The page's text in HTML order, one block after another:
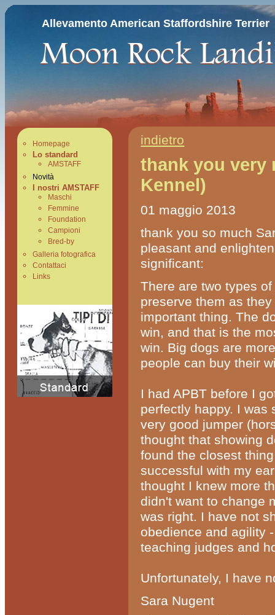
Allevamento American Staffordshire Terrier
Homepage
Lo standard
AMSTAFF
Novità
I nostri AMSTAFF
Maschi
Femmine
Foundation
Campioni
Bred-by
Galleria fotografica
Contattaci
Links
indietro
thank you very
Kennel)
01 maggio 2013
thank you so much
pleasant and
significant:
There are two types
preserve them as
important thing. The
win, and that is the
win. Big dogs are
people can buy their
I had APBT before I
perfectly happy. I was
very good jumper
thought that showing
found the closest
successful with my
thought I knew more
didn't want to change
was right. I have not
obedience and agility
teaching judges and
Unfortunately, I have
Sara Nugent